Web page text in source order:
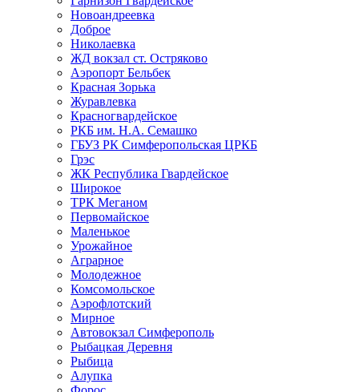
Новоандреевка
Доброе
Николаевка
ЖД вокзал ст. Остряково
Аэропорт Бельбек
Красная Зорька
Журавлевка
Красногвардейское
РКБ им. Н.А. Семашко
ГБУЗ РК Симферопольская ЦРКБ
Грэс
ЖК Республика Гвардейское
Широкое
ТРК Меганом
Первомайское
Маленькое
Урожайное
Аграрное
Молодежное
Комсомольское
Аэрофлотский
Мирное
Автовокзал Симферополь
Рыбацкая Деревня
Рыбица
Алупка